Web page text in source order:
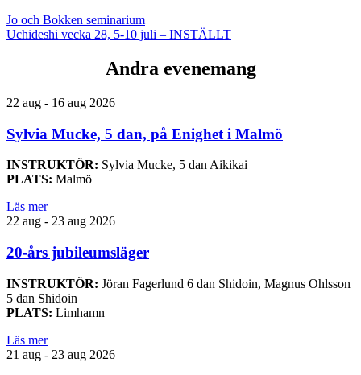
Jo och Bokken seminarium
Uchideshi vecka 28, 5-10 juli – INSTÄLLT
Andra evenemang
22 aug - 16 aug 2026
Sylvia Mucke, 5 dan, på Enighet i Malmö
INSTRUKTÖR: Sylvia Mucke, 5 dan Aikikai
PLATS: Malmö
Läs mer
22 aug - 23 aug 2026
20-års jubileumsläger
INSTRUKTÖR: Jöran Fagerlund 6 dan Shidoin, Magnus Ohlsson
5 dan Shidoin
PLATS: Limhamn
Läs mer
21 aug - 23 aug 2026